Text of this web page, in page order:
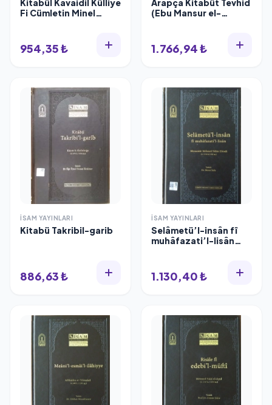
Kitabül Kavaidil Külliye
Fi Cümletin Minel
954,35 ₺
Arapça Kitabüt Tevhid
(Ebu Mansur el-
1.766,94 ₺
İSAM YAYINLARI
Kitabü Takribil-garib
886,63 ₺
İSAM YAYINLARI
Selâmetü’l-insân fî
muhâfazati’l-lisân
1.130,40 ₺